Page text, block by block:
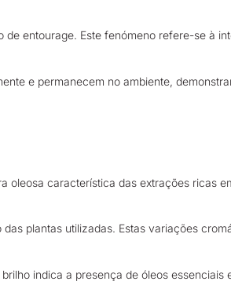
entourage. Este fenómeno refere-se à
e permanecem no ambiente,
característica das extrações ricas
plantas utilizadas. Estas variações
indica a presença de óleos essenciais